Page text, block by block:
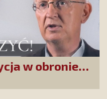
w obronie